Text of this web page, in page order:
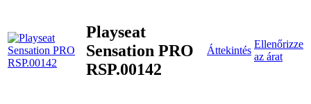
Playseat
Sensation PRO
RSP.00142
Áttekintés
Ellenőrizze
az árat